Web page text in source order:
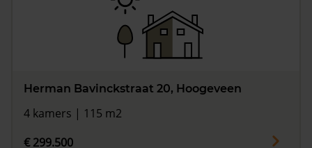
Herman Bavinckstraat 20, Hoogeveen
4 kamers | 115 m2
€ 299.500